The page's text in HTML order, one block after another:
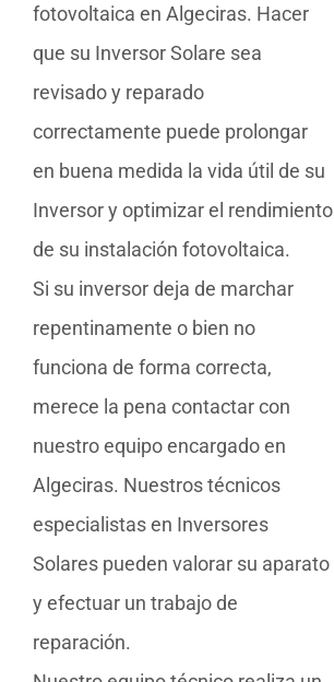
fotovoltaica en Algeciras. Hacer
que su Inversor Solare sea
revisado y reparado
correctamente puede prolongar
en buena medida la vida útil de su
Inversor y optimizar el rendimiento
de su instalación fotovoltaica.
Si su inversor deja de marchar
repentinamente o bien no
funciona de forma correcta,
merece la pena contactar con
nuestro equipo encargado en
Algeciras. Nuestros técnicos
especialistas en Inversores
Solares pueden valorar su aparato
y efectuar un trabajo de
reparación.